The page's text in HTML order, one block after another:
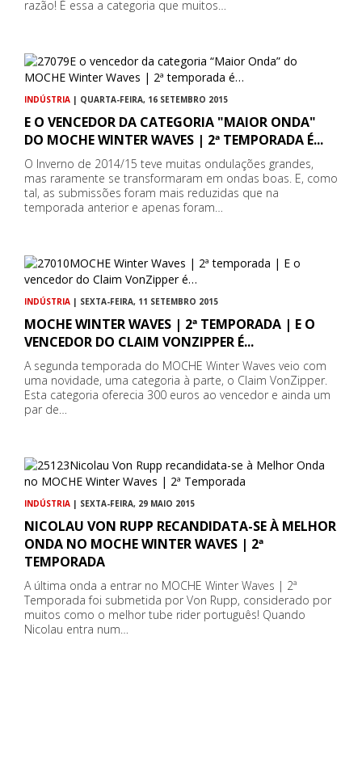
razão! É essa a categoria que muitos…
INDÚSTRIA | QUARTA-FEIRA, 16 SETEMBRO 2015
E O VENCEDOR DA CATEGORIA "MAIOR ONDA"
DO MOCHE WINTER WAVES | 2ª TEMPORADA É...
O Inverno de 2014/15 teve muitas ondulações grandes,
mas raramente se transformaram em ondas boas. E, como
tal, as submissões foram mais reduzidas que na
temporada anterior e apenas foram…
INDÚSTRIA | SEXTA-FEIRA, 11 SETEMBRO 2015
MOCHE WINTER WAVES | 2ª TEMPORADA | E O
VENCEDOR DO CLAIM VONZIPPER É...
A segunda temporada do MOCHE Winter Waves veio com
uma novidade, uma categoria à parte, o Claim VonZipper.
Esta categoria oferecia 300 euros ao vencedor e ainda um
par de…
INDÚSTRIA | SEXTA-FEIRA, 29 MAIO 2015
NICOLAU VON RUPP RECANDIDATA-SE À MELHOR
ONDA NO MOCHE WINTER WAVES | 2ª
TEMPORADA
A última onda a entrar no MOCHE Winter Waves | 2ª
Temporada foi submetida por Von Rupp, considerado por
muitos como o melhor tube rider português! Quando
Nicolau entra num…